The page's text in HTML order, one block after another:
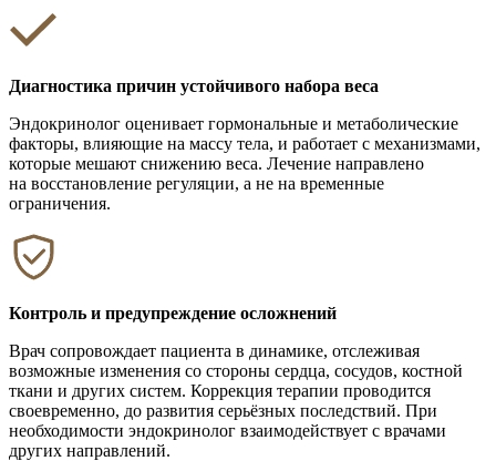
Диагностика причин устойчивого набора веса
Эндокринолог оценивает гормональные и метаболические
факторы, влияющие на массу тела, и работает с механизмами,
которые мешают снижению веса. Лечение направлено
на восстановление регуляции, а не на временные
ограничения.
Контроль и предупреждение осложнений
Врач сопровождает пациента в динамике, отслеживая
возможные изменения со стороны сердца, сосудов, костной
ткани и других систем. Коррекция терапии проводится
своевременно, до развития серьёзных последствий. При
необходимости эндокринолог взаимодействует с врачами
других направлений.